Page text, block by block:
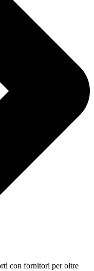
con fornitori per oltre